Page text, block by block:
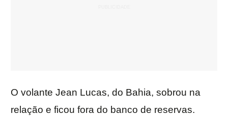
O volante Jean Lucas, do Bahia, sobrou na
relação e ficou fora do banco de reservas.